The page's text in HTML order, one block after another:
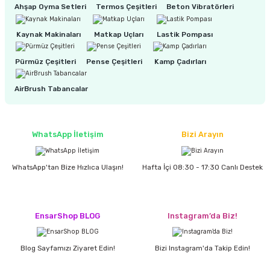
Ahşap Oyma Setleri Termos Çeşitleri Beton Vibratörleri
Kaynak Makinaları Matkap Uçları Lastik Pompası
Pürmüz Çeşitleri Pense Çeşitleri Kamp Çadırları
AirBrush Tabancalar
WhatsApp İletişim
WhatsApp'tan Bize Hızlıca Ulaşın!
Bizi Arayın
Hafta İçi 08:30 - 17:30 Canlı Destek
EnsarShop BLOG
Blog Sayfamızı Ziyaret Edin!
Instagram’da Biz!
Bizi Instagram'da Takip Edin!